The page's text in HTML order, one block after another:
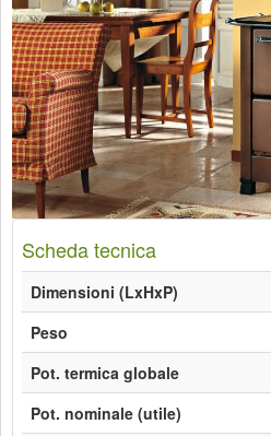
Scheda tecnica
Dimensioni (LxHxP)
Peso
Pot. termica globale
Pot. nominale (utile)